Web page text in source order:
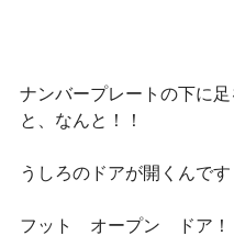
ナンバープレートの下に足
と、なんと！！
うしろのドアが開くんです
フット　オープン　ドア！